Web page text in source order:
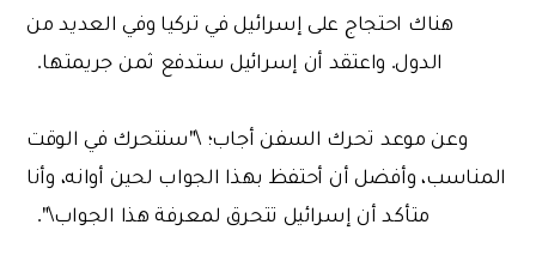
هناك احتجاج على إسرائيل في تركيا وفي العديد من
الدول. واعتقد أن إسرائيل ستدفع ثمن جريمتها.
وعن موعد تحرك السفن أجاب؛ \"سنتحرك في الوقت
المناسب، وأفضل أن أحتفظ بهذا الجواب لحين أوانه، وأنا
متأكد أن إسرائيل تتحرق لمعرفة هذا الجواب\".